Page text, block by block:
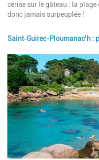
cerise sur le gâteau : la
donc jamais surpeuplée !
Saint‑Guirec-Ploumanac’h :
Image